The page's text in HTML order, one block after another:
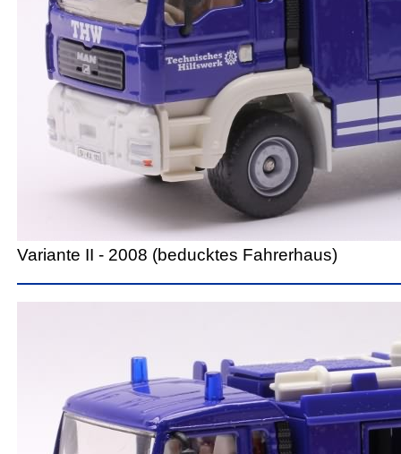
Variante II - 2008 (beducktes Fahrerhaus)